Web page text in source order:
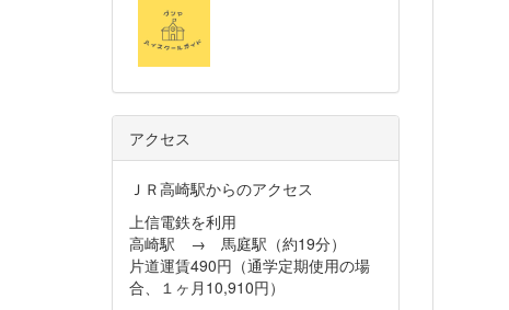
アクセス
ＪＲ高崎駅からのアクセス
上信電鉄を利用
高崎駅 → 馬庭駅（約19分）
片道運賃490円（通学定期使用の場
合、１ヶ月10,910円）